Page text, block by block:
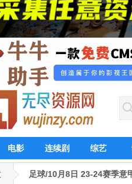
电影 连续剧 综艺
足球/10月8日 23-24赛季意